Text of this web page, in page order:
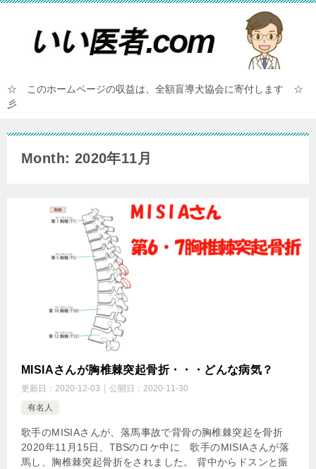
☆ このホームページの収益は、全額盲導犬協会に寄付します ☆
彡
Month: 2020年11月
MISIAさんが胸椎棘突起骨折・・・どんな病気？
更新日： 2020-12-03 公開日： 2020-11-30
有名人
歌手のMISIAさんが、落馬事故で背骨の胸椎棘突起を骨折
2020年11月15日、TBSのロケ中に 歌手のMISIAさんが落
馬し、胸椎棘突起骨折をされました。 背中からドスンと振